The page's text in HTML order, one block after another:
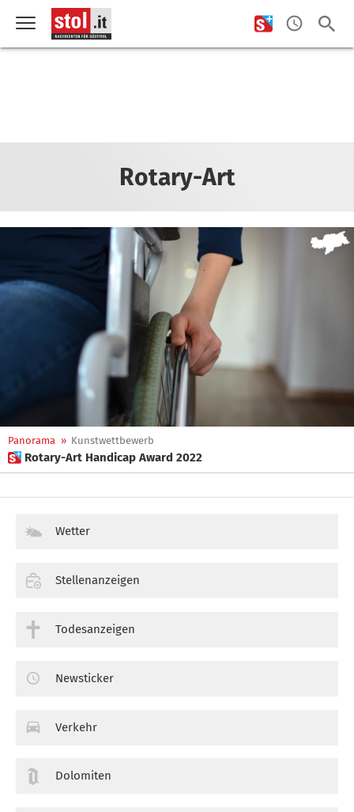
Rotary-Art
Panorama » Kunstwettbewerb
 Rotary-Art Handicap Award 2022
Wetter
Stellenanzeigen
Todesanzeigen
Newsticker
Verkehr
Dolomiten